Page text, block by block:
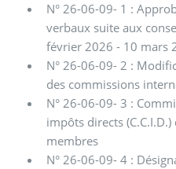
N° 26-06-09- 1 :
verbaux suite aux
février 2026 - 10 mars
N° 26-06-09- 2 :
des commissions
N° 26-06-09- 3 :
impôts directs
membres
N° 26-06-09- 4 :